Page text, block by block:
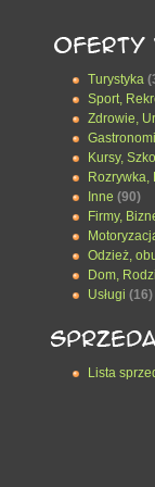
Turystyka
Sport,
Zdrowie,
Kursy,
Rozrywka,
Inne (90)
Firmy,
Odzież,
Dom,
Usługi (16)
Lista